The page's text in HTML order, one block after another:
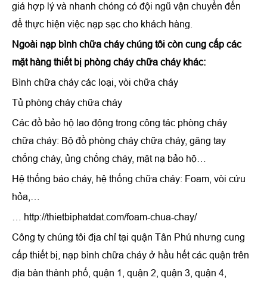
giá hợp lý và nhanh chóng có đội ngũ vận chuyển đến
để thực hiện việc nạp sạc cho khách hàng.
Ngoài nạp bình chữa cháy chúng tôi còn cung cấp các
mặt hàng thiết bị phòng cháy chữa cháy khác:
Bình chữa cháy các loại, vòi chữa cháy
Tủ phòng cháy chữa cháy
Các đồ bảo hộ lao động trong công tác phòng cháy
chữa cháy: Bộ đồ phòng cháy chữa cháy, găng tay
chống cháy, ủng chống cháy, mặt nạ bảo hộ…
Hệ thống báo cháy, hệ thống chữa cháy: Foam, vòi cứu
hỏa,…
… http://thietbiphatdat.com/foam-chua-chay/
Công ty chúng tôi địa chỉ tại quận Tân Phú nhưng cung
cấp thiết bị, nạp bình chữa cháy ở hầu hết các quận trên
địa bàn thành phố, quận 1, quận 2, quận 3, quận 4,